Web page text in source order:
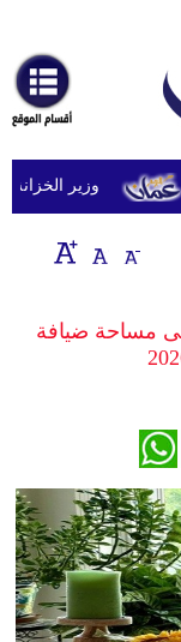
أخبارعاجلة
رياضة
ثقافة
إقتصاد
وموسيقى
سياحة
وسفر
ديكور
وزير الخزانة
مساحة ضيافة